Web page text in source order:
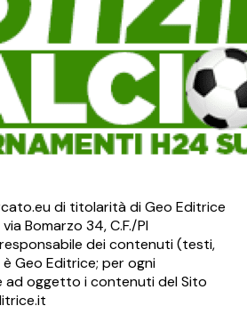
di titolarità di Geo Editrice
Bomarzo 34, C.F./PI
dei contenuti (testi,
Geo Editrice; per ogni
ad oggetto i contenuti del Sito